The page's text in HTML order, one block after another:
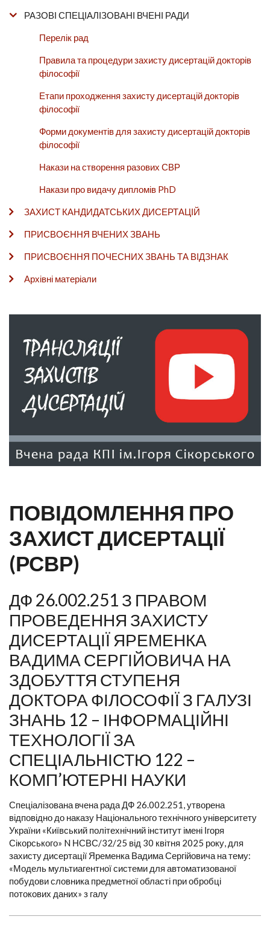
РАЗОВІ СПЕЦІАЛІЗОВАНІ ВЧЕНІ РАДИ
Перелік рад
Правила та процедури захисту дисертацій докторів
філософії
Етапи проходження захисту дисертацій докторів
філософії
Форми документів для захисту дисертацій докторів
філософії
Накази на створення разових СВР
Накази про видачу дипломів PhD
ЗАХИСТ КАНДИДАТСЬКИХ ДИСЕРТАЦІЙ
ПРИСВОЄННЯ ВЧЕНИХ ЗВАНЬ
ПРИСВОЄННЯ ПОЧЕСНИХ ЗВАНЬ ТА ВІДЗНАК
Архівні матеріали
ПОВІДОМЛЕННЯ ПРО
ЗАХИСТ ДИСЕРТАЦІЇ
(РСВР)
ДФ 26.002.251 З ПРАВОМ
ПРОВЕДЕННЯ ЗАХИСТУ
ДИСЕРТАЦІЇ ЯРЕМЕНКА
ВАДИМА СЕРГІЙОВИЧА НА
ЗДОБУТТЯ СТУПЕНЯ
ДОКТОРА ФІЛОСОФІЇ З ГАЛУЗІ
ЗНАНЬ 12 – ІНФОРМАЦІЙНІ
ТЕХНОЛОГІЇ ЗА
СПЕЦІАЛЬНІСТЮ 122 –
КОМП’ЮТЕРНІ НАУКИ
Спеціалізована вчена рада ДФ 26.002.251, утворена
відповідно до наказу Національного технічного університету
України «Київський політехнічний інститут імені Ігоря
Сікорського» N НСВС/32/25 від 30 квітня 2025 року, для
захисту дисертації Яременка Вадима Сергійовича на тему:
«Модель мультиагентної системи для автоматизованої
побудови словника предметної області при обробці
потокових даних» з галу